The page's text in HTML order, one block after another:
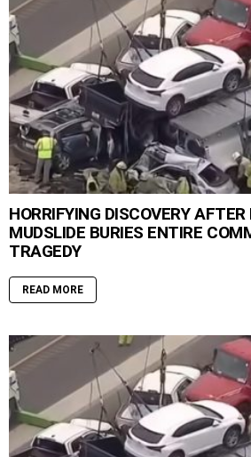
HORRIFYING DISCOVERY
MUDSLIDE BURIES ENTIRE
TRAGEDY
READ MORE